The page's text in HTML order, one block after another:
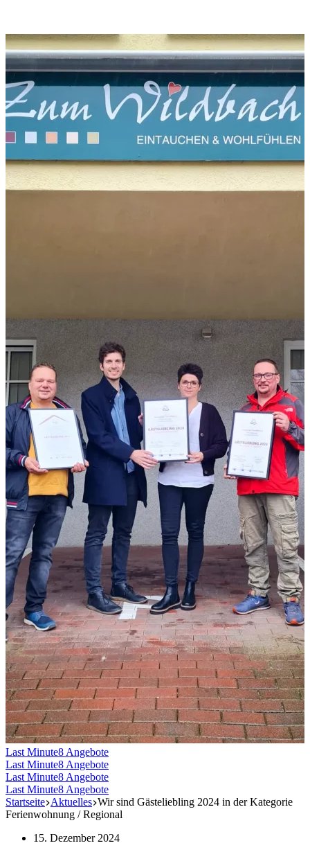
Last Minute8 Angebote
Last Minute8 Angebote
Last Minute8 Angebote
Last Minute8 Angebote
Startseite Aktuelles Wir sind Gästeliebling 2024 in der Kategorie
Ferienwohnung / Regional
15. Dezember 2024